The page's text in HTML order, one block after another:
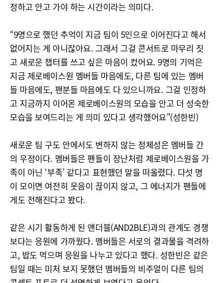
정하고 안고 가야 하는 시간이라는 의미다.
“9명으로 했던 추억이 지금 팀이 5인으로 이어진다고 해서
없어지는 게 아니잖아요. 그래서 그걸 콘서트로 마무리 짓
고 새로운 챕터를 쓰고 싶은 마음이 컸어요. 9명의 기억은
지금 제로베이스원 멤버들 마음에도, 다른 팀에 있는 멤버
들 마음에도, 팬분들 마음에도 다 있으니까요. 그걸 인정하
고 지금까지 이어온 제로베이스원의 모습을 안고 더 성숙한
모습을 보여드리는 게 의미 있다고 생각했어요”(성한빈)
새로운 팀 구도 안에서도 변하지 않는 정체성은 멤버들 간
의 우정이다. 멤버들은 팬들이 장난처럼 제로베이스원을 가
족이 아닌 ‘부족’ 같다고 표현했던 말을 떠올렸다. 다섯 명
이 모이면 여전히 웃음이 끊이지 않고, 그 에너지가 팬들에
게도 전해진다고 봤다.
같은 시기 활동하게 된 앤더블(AND2BLE)과의 관계도 경쟁
보다는 응원에 가까웠다. 멤버들은 서로의 결과물을 격려하
고, 밥도 먹으며 응원을 나누고 있다고 했다. 성한빈은 같은
팀일 때는 미처 보지 못했던 멤버들의 비주얼이 다른 팀의